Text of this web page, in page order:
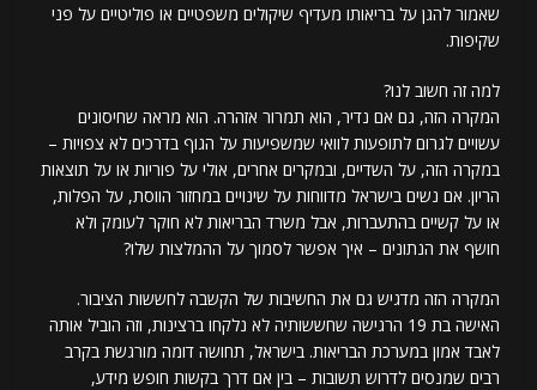
שאמור להגן על בריאותו מעדיף שיקולים משפטיים או פוליטיים על פני
שקיפות.
למה זה חשוב לנו?
המקרה הזה, גם אם נדיר, הוא תמרור אזהרה. הוא מראה שחיסונים
עשויים לגרום לתופעות לוואי שמשפיעות על הגוף בדרכים לא צפויות –
במקרה הזה, על השדיים, ובמקרים אחרים, אולי על פוריות או על תוצאות
הריון. אם נשים בישראל מדווחות על שינויים במחזור הווסת, על הפלות,
או על קשיים בהתעברות, אבל משרד הבריאות לא חוקר לעומק ולא
חושף את הנתונים – איך אפשר לסמוך על ההמלצות שלו?
המקרה הזה מדגיש גם את החשיבות של הקשבה לחששות הציבור.
האישה בת 19 הרגישה שחששותיה לא נלקחו ברצינות, וזה הוביל אותה
לאבד אמון במערכת הבריאות. בישראל, תחושה דומה מורגשת בקרב
רבים שמנסים לדרוש תשובות – בין אם דרך בקשות חופש מידע,